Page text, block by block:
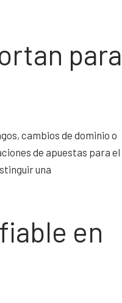
para
cambios de dominio o
de apuestas para el
una
en